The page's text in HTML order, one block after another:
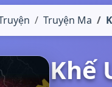
Truyện Ma
Khế